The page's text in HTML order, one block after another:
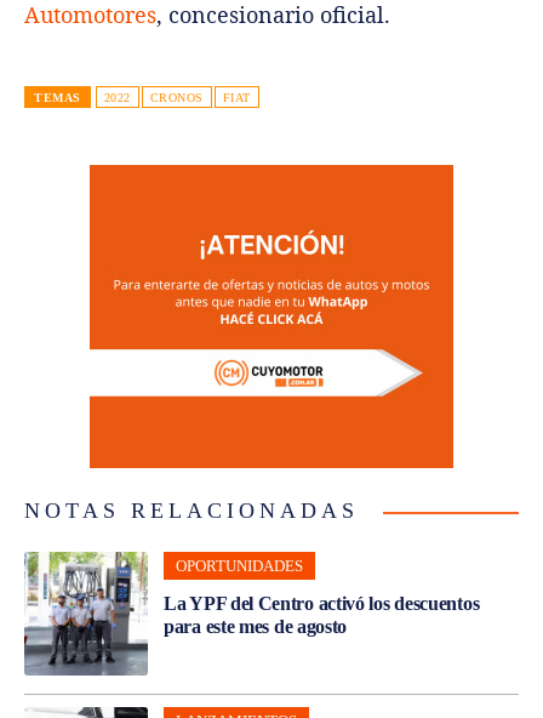
Automotores, concesionario oficial.
TEMAS 2022 CRONOS FIAT
NOTAS RELACIONADAS
OPORTUNIDADES
La YPF del Centro activó los descuentos
para este mes de agosto